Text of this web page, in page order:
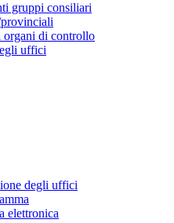
gruppi consiliari
organi di controllo
uffici
degli uffici
elettronica